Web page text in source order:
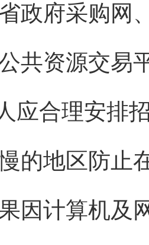
政府采购网
共资源交易
应合理安排
的地区防止
因计算机及